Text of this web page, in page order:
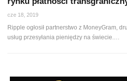
cze 18, 2019
Ripple ogłosił partnerstwo z MoneyGram,
usług przesyłania pieniędzy na świecie.…